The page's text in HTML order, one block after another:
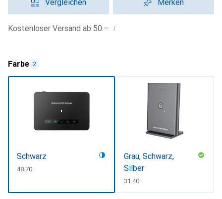
Vergleichen Merken
Kostenloser Versand ab 50.– i
Farbe 2
Schwarz
CHF
48.70
Grau, Schwarz,
Silber
CHF
31.40